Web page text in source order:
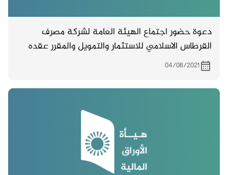
دعوة حضور اجتماع الهيئة العامة لشركة مصرف
القرطاس الاسلامي للاستثمار والتمويل والمقرر عقده
بتاريخ 21/8/202104/08/2021